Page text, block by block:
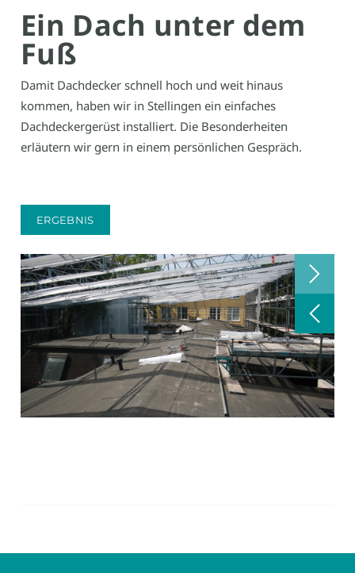
Ein Dach unter dem
Fuß
Damit Dachdecker schnell hoch und weit hinaus
kommen, haben wir in Stellingen ein einfaches
Dachdeckergerüst installiert. Die Besonderheiten
erläutern wir gern in einem persönlichen Gespräch.
ERGEBNIS